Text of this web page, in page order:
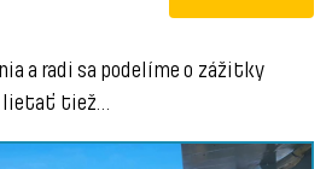
a radi sa podelíme o zážitky
tiež…